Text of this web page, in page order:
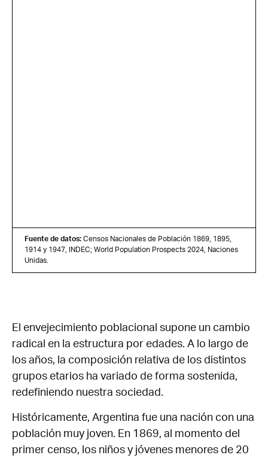
Fuente de datos: Censos Nacionales de Población 1869, 1895,
1914 y 1947, INDEC; World Population Prospects 2024, Naciones
Unidas.
El envejecimiento poblacional supone un cambio
radical en la estructura por edades. A lo largo de
los años, la composición relativa de los distintos
grupos etarios ha variado de forma sostenida,
redefiniendo nuestra sociedad.
Históricamente, Argentina fue una nación con una
población muy joven. En 1869, al momento del
primer censo, los niños y jóvenes menores de 20